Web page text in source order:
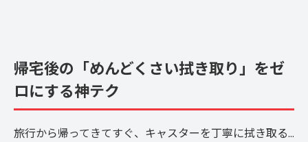
帰宅後の「めんどくさい拭き取り」をゼ
ロにする神テク
旅行から帰ってきてすぐ、キャスターを丁寧に拭き取る…